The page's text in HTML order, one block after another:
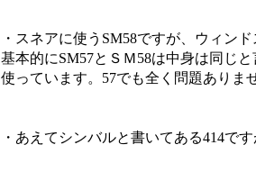
・スネアに使うSM58ですが、ウィン
基本的にSM57とＳＭ58は中身は同じ
使っています。57でも全く問題ありま
・あえてシンバルと書いてある414で